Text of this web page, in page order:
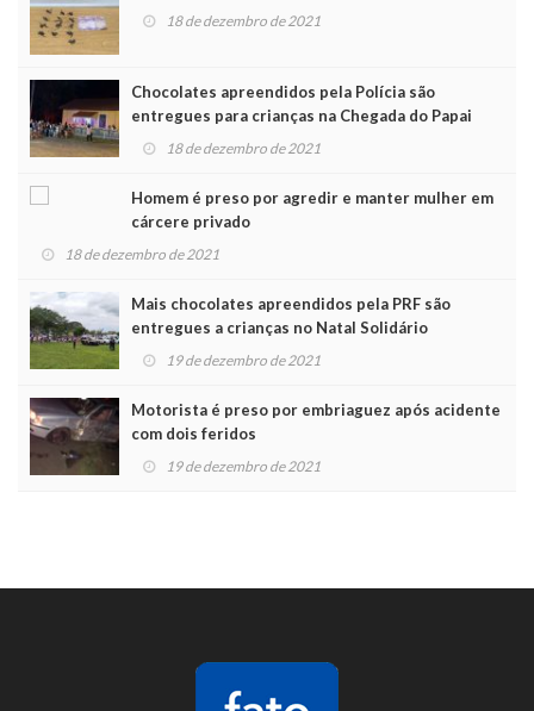
18 de dezembro de 2021
Chocolates apreendidos pela Polícia são
entregues para crianças na Chegada do Papai
Noel
18 de dezembro de 2021
Homem é preso por agredir e manter mulher em
cárcere privado
18 de dezembro de 2021
Mais chocolates apreendidos pela PRF são
entregues a crianças no Natal Solidário
19 de dezembro de 2021
Motorista é preso por embriaguez após acidente
com dois feridos
19 de dezembro de 2021